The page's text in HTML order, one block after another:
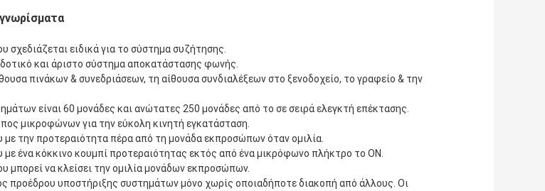
σχεδιάζεται ειδικά για το σύστημα συζήτησης.
και άριστο σύστημα αποκατάστασης φωνής.
πινάκων & συνεδριάσεων, τη αίθουσα συνδιαλέξεων στο ξενοδοχείο, το γραφείο & την
είναι 60 μονάδες και ανώτατες 250 μονάδες από το σε σειρά ελεγκτή επέκτασης.
μικροφώνων για την εύκολη κινητή εγκατάσταση.
την προτεραιότητα πέρα από τη μονάδα εκπροσώπων όταν ομιλία.
ένα κόκκινο κουμπί προτεραιότητας εκτός από ένα μικρόφωνο πλήκτρο το ΟΝ.
μπορεί να κλείσει την ομιλία μονάδων εκπροσώπων.
προέδρου υποστήριξης συστημάτων μόνο χωρίς οποιαδήποτε διακοπή από άλλους. Οι